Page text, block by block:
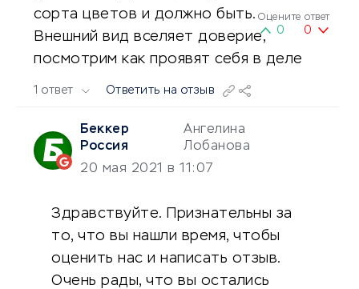
сорта цветов и должно быть.
Внешний вид вселяет доверие,
посмотрим как проявят себя в деле
1 ответ Ответить на отзыв
Беккер
Россия
Ангелина
Лобанова
20 мая 2021 в 11:07
Оцените ответ
0 0
Здравствуйте. Признательны за
то, что вы нашли время, чтобы
оценить нас и написать отзыв.
Очень рады, что вы остались